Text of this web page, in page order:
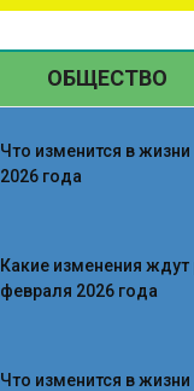
ОБЩЕСТВО
Что изменится в
2026 года
Какие изменения ждут
февраля 2026 года
Что изменится в жизни